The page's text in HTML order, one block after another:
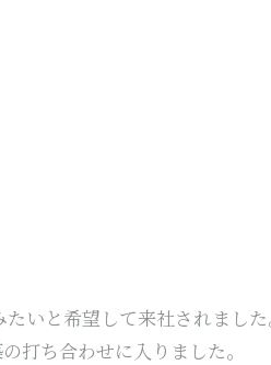
いと希望して来社されました
打ち合わせに入りました。